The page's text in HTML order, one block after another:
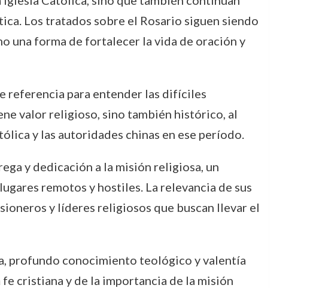
Los tratados sobre el Rosario siguen siendo
una forma de fortalecer la vida de oración y
referencia para entender las difíciles
valor religioso, sino también histórico, al
y las autoridades chinas en ese período.
y dedicación a la misión religiosa, un
remotos y hostiles. La relevancia de sus
y líderes religiosos que buscan llevar el
profundo conocimiento teológico y valentía
cristiana y de la importancia de la misión